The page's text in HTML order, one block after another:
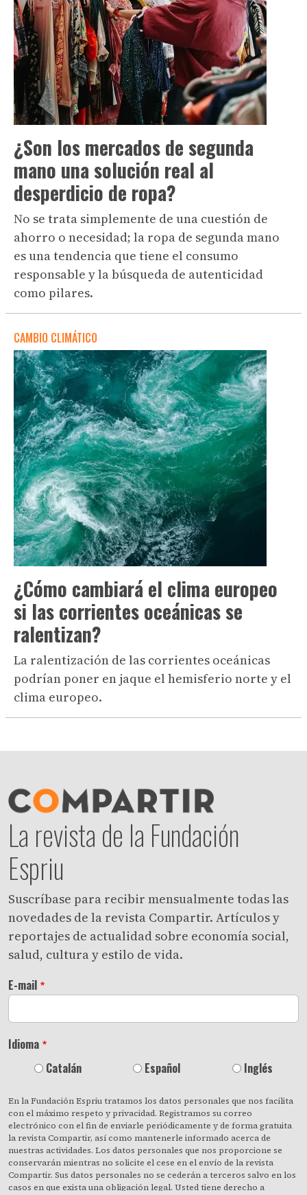
¿Son los mercados de segunda
mano una solución real al
desperdicio de ropa?
No se trata simplemente de una cuestión de
ahorro o necesidad; la ropa de segunda mano
es una tendencia que tiene el consumo
responsable y la búsqueda de autenticidad
como pilares.
CAMBIO CLIMÁTICO
¿Cómo cambiará el clima europeo
si las corrientes oceánicas se
ralentizan?
La ralentización de las corrientes oceánicas
podrían poner en jaque el hemisferio norte y el
clima europeo.
La revista de la Fundación
Espriu
Suscríbase para recibir mensualmente todas las
novedades de la revista Compartir. Artículos y
reportajes de actualidad sobre economía social,
salud, cultura y estilo de vida.
E-mail
Idioma
Catalán
Español Inglés
En la Fundación Espriu tratamos los datos personales que nos facilita
con el máximo respeto y privacidad. Registramos su correo
electrónico con el fin de enviarle periódicamente y de forma gratuita
la revista Compartir, así como mantenerle informado acerca de
nuestras actividades. Los datos personales que nos proporcione se
conservarán mientras no solicite el cese en el envío de la revista
Compartir. Sus datos personales no se cederán a terceros salvo en los
casos en que exista una obligación legal. Usted tiene derecho a